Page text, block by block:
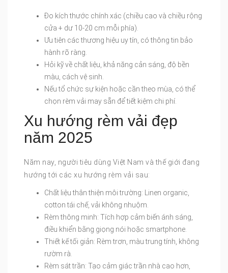
Đo kích thước chính xác (chiều cao và chiều rộng
cửa + dư 10-20 cm mỗi phía).
Ưu tiên các thương hiệu uy tín, có thông tin bảo
hành rõ ràng.
Hỏi kỹ về chất liệu, khả năng cản sáng, độ bền
màu, cách vệ sinh.
Nếu tổ chức sự kiện hoặc cần theo mùa, có thể
chọn rèm vải may sẵn để tiết kiệm chi phí.
Xu hướng rèm vải đẹp
năm 2025
Năm nay, người tiêu dùng Việt Nam và thế giới đang
hướng tới các xu hướng rèm vải sau:
Chất liệu thân thiện môi trường: Linen organic,
cotton tái chế, vải không nhuộm.
Rèm thông minh: Tích hợp cảm biến ánh sáng,
điều khiển bằng giọng nói hoặc smartphone.
Thiết kế tối giản: Rèm trơn, màu trung tính, không
rườm rà.
Rèm sát trần: Tạo cảm giác trần nhà cao hơn,